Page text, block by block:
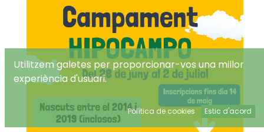
Utilitzem galetes per proporcionar-vos una millor
experiència d'usuari.
Política de cookies Estic d'acord